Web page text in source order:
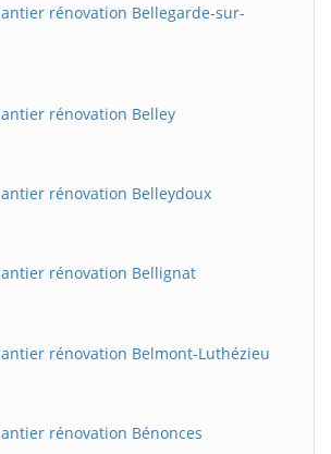
rénovation Bellegarde-sur-
rénovation Belley
rénovation Belleydoux
rénovation Bellignat
rénovation Belmont-Luthézieu
rénovation Bénonces